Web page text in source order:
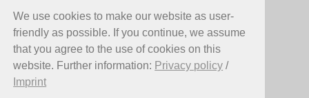
We use cookies to make our website as user-
friendly as possible. If you continue, we assume
that you agree to the use of cookies on this
website. Further information: Privacy policy /
Imprint
CONTATTO
Birchmeier Sprühtechnik AG
Im Stetterfeld 1
5608 Stetten
SVIZZERA